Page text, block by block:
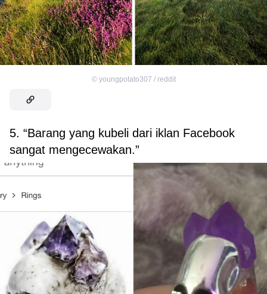
© youngpotato307 / reddit
5. “Barang yang kubeli dari iklan Facebook
sangat mengecewakan.”